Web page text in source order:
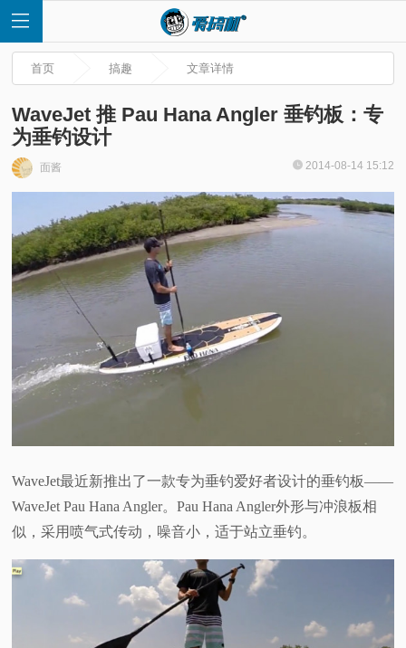
首
快
讯
测
频
科
普
首页 搞趣 文章详情
WaveJet 推 Pau Hana Angler 垂钓板：专
为垂钓设计
面酱 2014-08-14 15:12
WaveJet最近新推出了一款专为垂钓爱好者设计的垂钓板——
WaveJet Pau Hana Angler。Pau Hana Angler外形与冲浪板相
似，采用喷气式传动，噪音小，适于站立垂钓。